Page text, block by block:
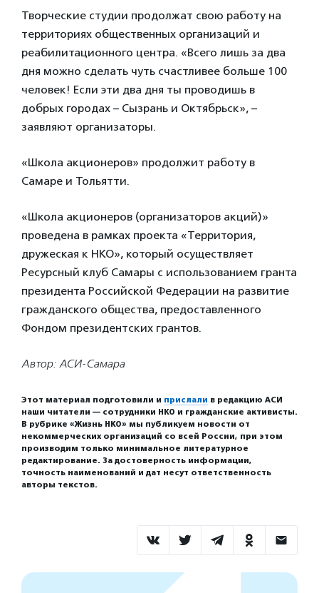
Творческие студии продолжат свою работу на
территориях общественных организаций и
реабилитационного центра. «Всего лишь за два
дня можно сделать чуть счастливее больше 100
человек! Если эти два дня ты проводишь в
добрых городах – Сызрань и Октябрьск», –
заявляют организаторы.
«Школа акционеров» продолжит работу в
Самаре и Тольятти.
«Школа акционеров (организаторов акций)»
проведена в рамках проекта «Территория,
дружеская к НКО», который осуществляет
Ресурсный клуб Самары с использованием гранта
президента Российской Федерации на развитие
гражданского общества, предоставленного
Фондом президентских грантов.
Автор: АСИ-Самара
Этот материал подготовили и прислали в редакцию АСИ
наши читатели — сотрудники НКО и гражданские активисты.
В рубрике «Жизнь НКО» мы публикуем новости от
некоммерческих организаций со всей России, при этом
производим только минимальное литературное
редактирование. За достоверность информации,
точность наименований и дат несут ответственность
авторы текстов.